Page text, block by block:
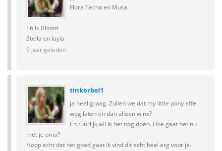
Flora Tecna en Musa.
En ik Bloom
Stella en layla
9 jaar geleden
tinkerbel1
ja heel graag. Zullen we dat my little pony effe
weg laten en dan alleen winx?
En tuurlijk wil ik het nog doen. Hoe gaat het nu
met je oma?
Hoop echt dat het goed gaat ik vind dit echt heel erg voor je.